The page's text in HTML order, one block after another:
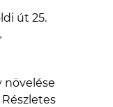
út 25.
út 25.
növelése